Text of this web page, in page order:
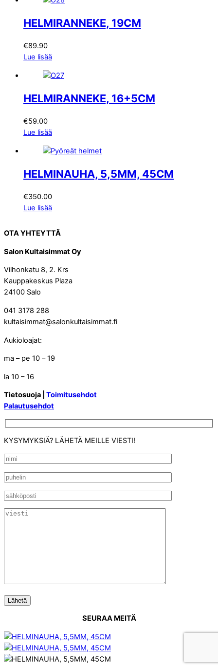
HELMIRANNEKE, 19CM
€89.90
Lue lisää
HELMIRANNEKE, 16+5CM
€59.00
Lue lisää
HELMINAUHA, 5,5MM, 45CM
€350.00
Lue lisää
OTA YHTEYTTÄ
Salon Kultaisimmat Oy
Vilhonkatu 8, 2. Krs
Kauppakeskus Plaza
24100 Salo
041 3178 288
kultaisimmat@salonkultaisimmat.fi
Aukioloajat:
ma – pe 10 – 19
la 10 – 16
Tietosuoja | Toimitusehdot
Palautusehdot
KYSYMYKSIÄ? LÄHETÄ MEILLE VIESTI!
SEURAA MEITÄ